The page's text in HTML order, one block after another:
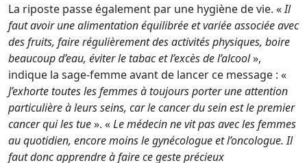
La riposte passe également par une hygiène de vie. «Il
faut avoir une alimentation équilibrée et variée associée avec
des fruits, faire régulièrement des activités physiques, boire
beaucoup d’eau, éviter le tabac et l’excès de l’alcool»,
indique la sage-femme avant de lancer ce message : «
J’exhorte toutes les femmes à toujours porter une attention
particulière à leurs seins, car le cancer du sein est le premier
cancer qui les tue». «Le médecin ne vit pas avec les femmes
au quotidien, encore moins le gynécologue et l’oncologue. Il
faut donc apprendre à faire ce geste précieux